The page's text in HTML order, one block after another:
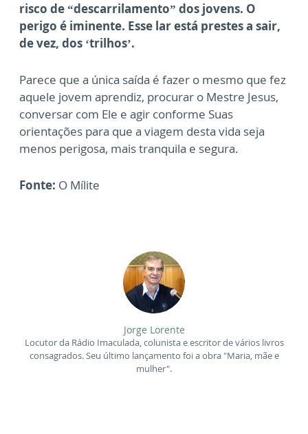
risco de “descarrilamento” dos jovens. O
perigo é iminente. Esse lar está prestes a sair,
de vez, dos ‘trilhos’.
Parece que a única saída é fazer o mesmo que fez
aquele jovem aprendiz, procurar o Mestre Jesus,
conversar com Ele e agir conforme Suas
orientações para que a viagem desta vida seja
menos perigosa, mais tranquila e segura.
Fonte: O Mílite
Jorge Lorente
Locutor da Rádio Imaculada, colunista e escritor de vários livros
consagrados. Seu último lançamento foi a obra "Maria, mãe e
mulher".